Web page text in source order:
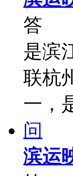
答
是滨
联杭
一，
问
滨运